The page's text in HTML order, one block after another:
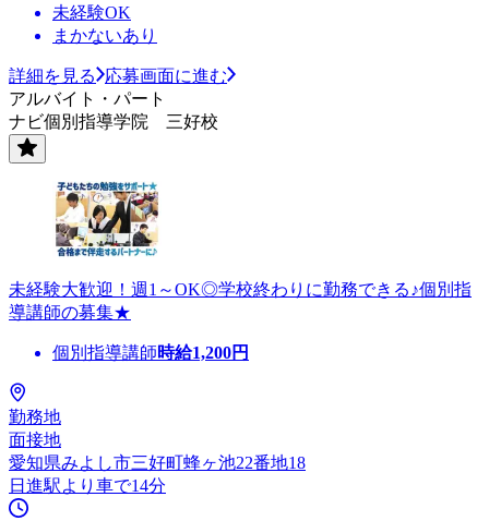
未経験OK
まかないあり
詳細を見る
応募画面に進む
アルバイト・パート
ナビ個別指導学院 三好校
未経験大歓迎！週1～OK◎学校終わりに勤務できる♪個別指
導講師の募集★
個別指導講師時給1,200円
勤務地
面接地
愛知県みよし市三好町蜂ヶ池22番地18
日進駅より車で14分